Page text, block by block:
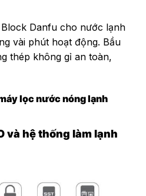
Danfu cho nước lạnh
vài phút hoạt động. Bầu
thép không gỉ an toàn,
lọc nước nóng lạnh
và hệ thống làm lạnh